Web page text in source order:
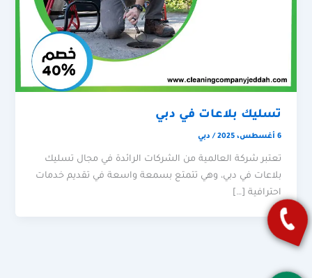
تسليك بلاعات في دبي
6 أغسطس، 2025 / دبي
تعتبر شركة العالمية من الشركات الرائدة في مجال تسليك
بلاعات في دبي، وهي تتمتع بسمعة واسعة في تقديم خدمات
احترافية […]